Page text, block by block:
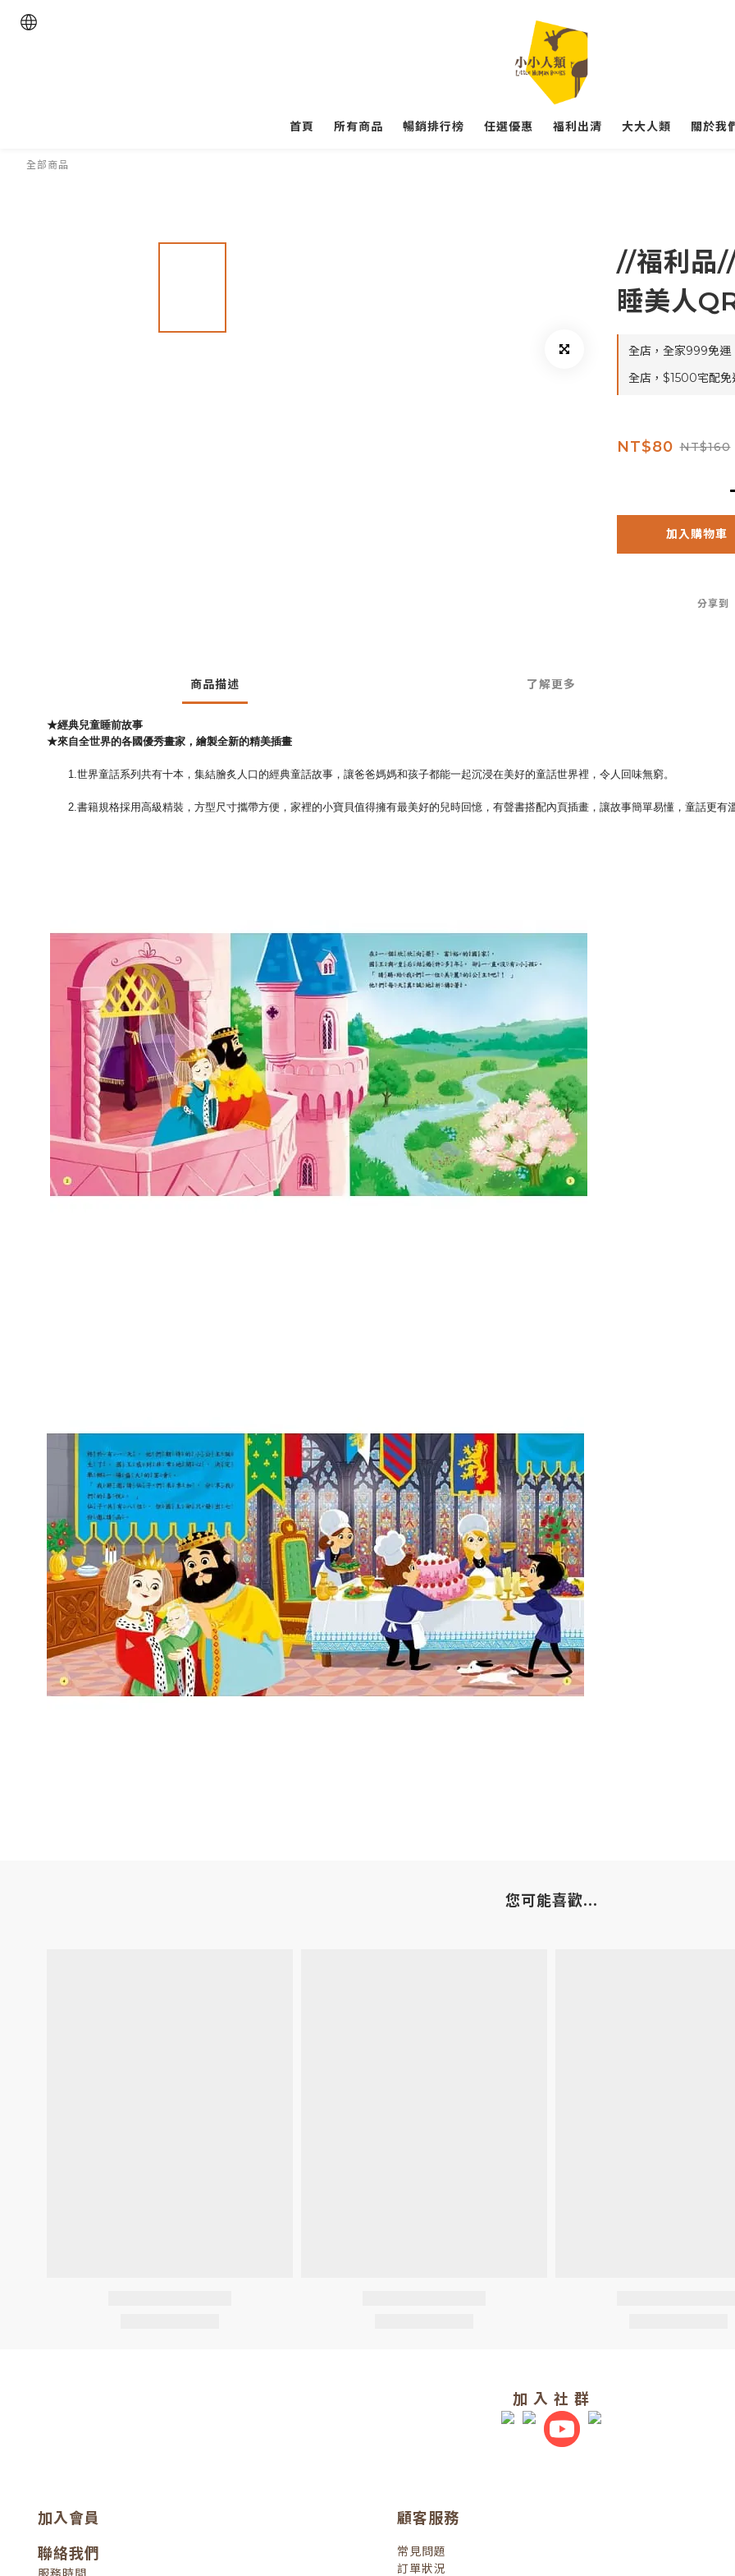
首頁 所有商品 暢銷排行榜 任選優惠 福利出清 大大人類 關於我
全部商品
//福利品
睡美人
全店，全家999免運
全店，$1500宅配免
NT$80 NT$160
加入購物車
分享到
商品描述 了解更多
★經典兒童睡前故事
★來自全世界的各國優秀畫家，繪製全新的精美插畫
1.世界童話系列共有十本，集結膾炙人口的經典童話故事，讓爸爸媽媽和孩子都能一起沉浸在美好的童話世界裡，令人回味無窮。
2.書籍規格採用高級精裝，方型尺寸攜帶方便，家裡的小寶貝值得擁有最美好的兒時回憶，有聲書搭配內頁插畫，讓故事簡單易懂，童話更有
您可能喜歡...
加 入 社 群
加入會員
聯絡我們
顧客服務
常見問題
訂單狀況